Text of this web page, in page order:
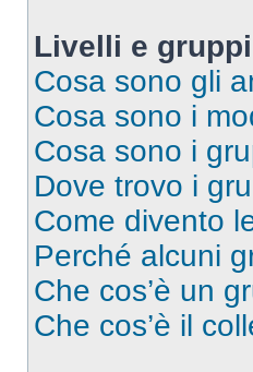
Livelli e
Cosa sono gli
Cosa sono i
Cosa sono i
Dove trovo i
Come divento
Perché alcuni
Che cos’è un
Che cos’è il